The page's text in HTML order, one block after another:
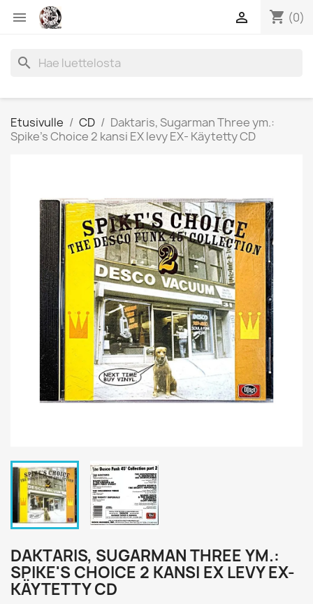
 shopping_cart (0)

search
Etusivulle CD
Daktaris, Sugarman Three ym.:
Spike's Choice 2 kansi EX levy EX- Käytetty CD
DAKTARIS, SUGARMAN THREE YM.:
SPIKE'S CHOICE 2 KANSI EX LEVY EX-
KÄYTETTY CD